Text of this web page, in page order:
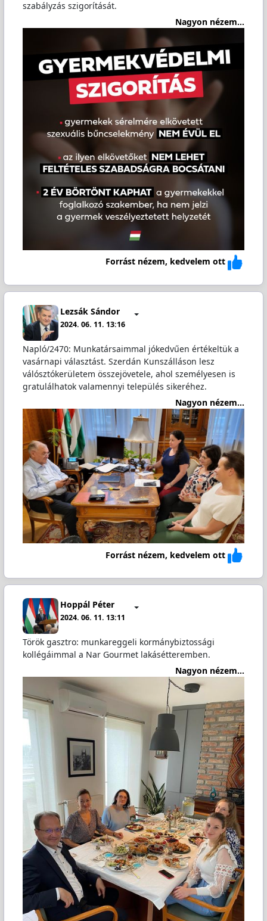
szabályzás szigorítását.
Nagyon nézem...
Forrást nézem, kedvelem ott
Lezsák Sándor
2024. 06. 11. 13:16
Napló/2470: Munkatársaimmal jókedvűen értékeltük a
vasárnapi választást. Szerdán Kunszálláson lesz
válósztókerületem összejövetele, ahol személyesen is
gratulálhatok valamennyi település sikeréhez.
Nagyon nézem...
Forrást nézem, kedvelem ott
Hoppál Péter
2024. 06. 11. 13:11
Török gasztro: munkareggeli kormánybiztossági
kollégáimmal a Nar Gourmet lakásétteremben.
Nagyon nézem...